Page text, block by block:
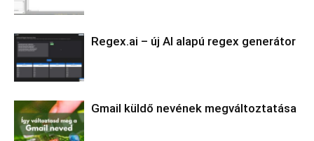
Regex.ai – új AI alapú regex generátor
Gmail küldő nevének megváltoztatása